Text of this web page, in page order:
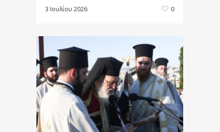
3 Ιουλίου 2026 0